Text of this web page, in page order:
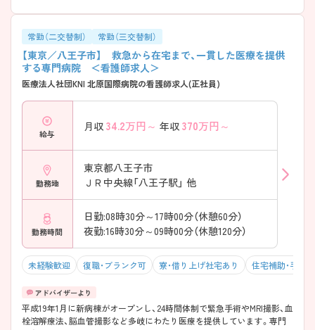
常勤（二交替制） 常勤（三交替制）
【東京／八王子市】 救急から在宅まで、一貫した医療を提供
する専門病院 ＜看護師求人＞
医療法人社団KNI 北原国際病院の看護師求人(正社員)
給与
月収 34.2万円～ 年収 370万円～
勤務地
東京都八王子市
ＪＲ中央線「八王子駅」 他
勤務時間
日勤:08時30分～17時00分（休憩60分）
夜勤:16時30分～09時00分（休憩120分）
未経験歓迎 復職・ブランク可 寮・借り上げ社宅あり 住宅補助・手当
平成19年1月に新病棟がオープンし、24時間体制で緊急手術やMRI撮影、血
栓溶解療法、脳血管撮影など多岐にわたり医療を提供しています。専門